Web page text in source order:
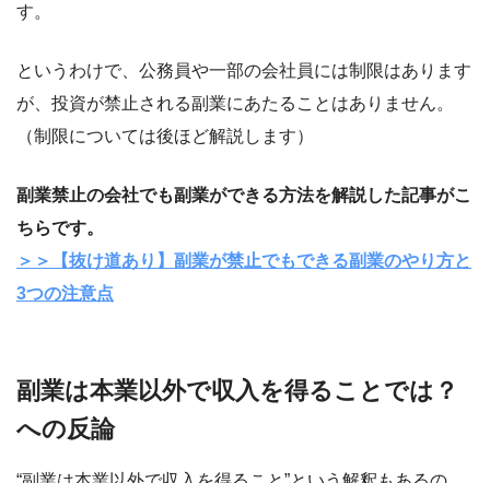
す。
というわけで、公務員や一部の会社員には制限はあります
が、投資が禁止される副業にあたることはありません。
（制限については後ほど解説します）
副業禁止の会社でも副業ができる方法を解説した記事がこ
ちらです。
＞＞【抜け道あり】副業が禁止でもできる副業のやり方と
3つの注意点
副業は本業以外で収入を得ることでは？
への反論